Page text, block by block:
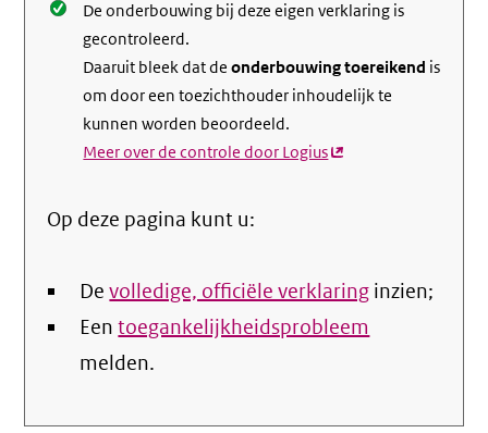
De onderbouwing bij deze eigen verklaring is
gecontroleerd.
Daaruit bleek dat deonderbouwing toereikend is
om door een toezichthouder inhoudelijk te
kunnen worden beoordeeld.
Meer over de controle door Logius(externe
Op deze pagina kunt u:
Devolledige, officiële verklaring inzien;
Eentoegankelijkheidsprobleem
melden.